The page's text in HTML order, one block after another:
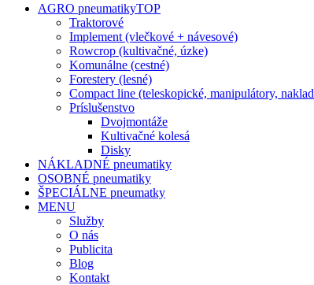
AGRO pneumatikyTOP
Traktorové
Implement (vlečkové + návesové)
Rowcrop (kultivačné, úzke)
Komunálne (cestné)
Forestery (lesné)
Compact line (teleskopické, manipulátory, naklad
Príslušenstvo
Dvojmontáže
Kultivačné kolesá
Disky
NÁKLADNÉ pneumatiky
OSOBNÉ pneumatiky
ŠPECIÁLNE pneumatky
MENU
Služby
O nás
Publicita
Blog
Kontakt